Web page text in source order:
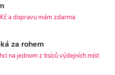
a dopravu mám zdarma
za rohem
na jednom z tisíců výdejních míst